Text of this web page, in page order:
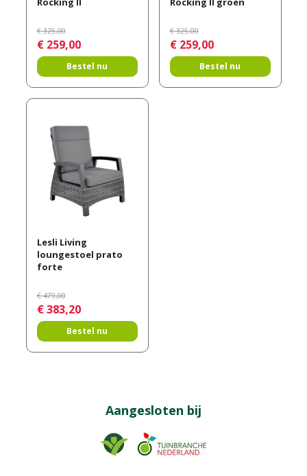
€ 325,00
€ 259,00
Bestel nu
€ 325,00
€ 259,00
Bestel nu
Lesli Living
loungestoel prato
forte
€ 479,00
€ 383,20
Bestel nu
Aangesloten bij